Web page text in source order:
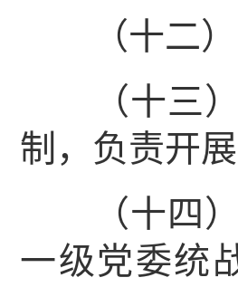
（十二）
（十三）
制，负责开
（十四）
一级党委统